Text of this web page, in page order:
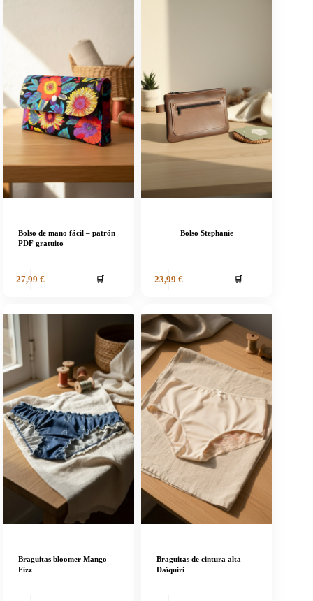
Bolso de mano fácil – patrón
PDF gratuito
27,99 € 🛒
Bolso Stephanie
23,99 € 🛒
Braguitas bloomer Mango
Fizz
Braguitas de cintura alta
Daïquiri